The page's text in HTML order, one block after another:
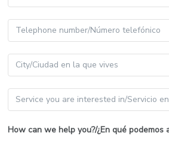
How can we help you?/¿En qué podemos